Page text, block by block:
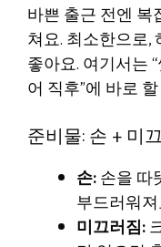
바쁜 출근 전엔
쳐요. 최소한으로,
좋아요. 여기서는
어 직후”에 바로
준비물: 손 + 미
손:손을 따
부드러워
미끄러짐: